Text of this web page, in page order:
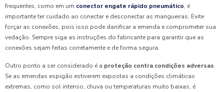
frequentes, como em um conector engate rápido pneumático, é
importante ter cuidado ao conectar e desconectar as mangueiras. Evite
forçar as conexões, pois isso pode danificar a emenda e comprometer sua
vedação. Sempre siga as instruções do fabricante para garantir que as
conexões sejam feitas corretamente e de forma segura.
Outro ponto a ser considerado é a proteção contra condições adversas.
Se as emendas espigão estiverem expostas a condições climáticas
extremas, como sol intenso, chuva ou temperaturas muito baixas, é